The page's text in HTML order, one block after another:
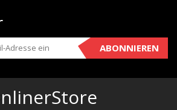
ABONNIEREN